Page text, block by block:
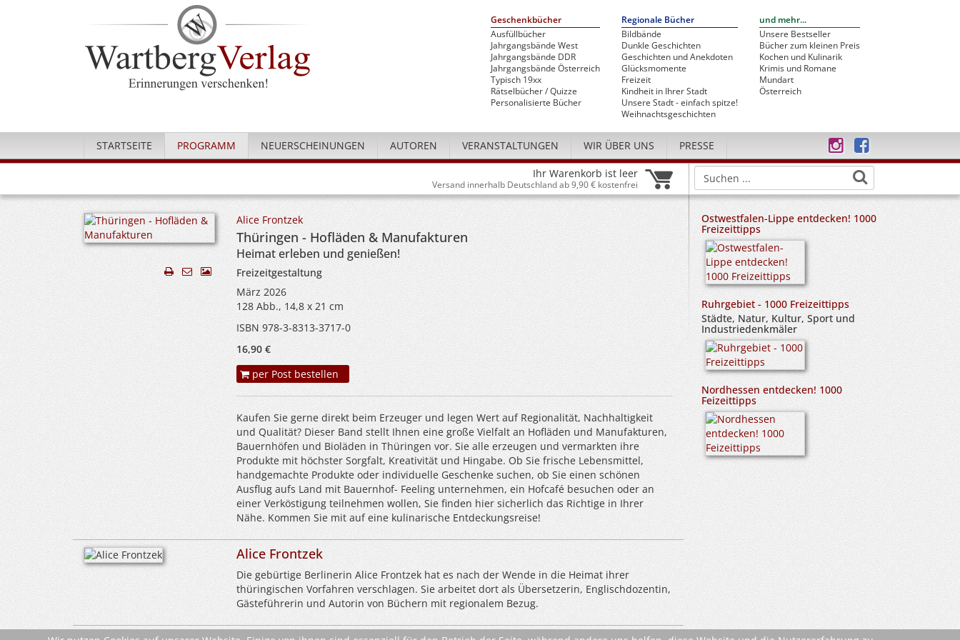
Geschenkbücher
Ausfüllbücher
Jahrgangsbände West
Jahrgangsbände DDR
Jahrgangsbände Österreich
Typisch 19xx
Rätselbücher / Quizze
Personalisierte Bücher
Regionale Bücher
Bildbände
Dunkle Geschichten
Geschichten und Anekdoten
Glücksmomente
Freizeit
Kindheit in Ihrer Stadt
Unsere Stadt - einfach spitze!
Weihnachtsgeschichten
und mehr...
Unsere Bestseller
Bücher zum kleinen Preis
Kochen und Kulinarik
Krimis und Romane
Mundart
Österreich
STARTSEITE PROGRAMM NEUERSCHEINUNGEN AUTOREN VERANSTALTUNGEN WIR ÜBER UNS PRESSE
Ihr Warenkorb ist leer
Versand innerhalb Deutschland ab 9,90 € kostenfrei
Alice Frontzek
Thüringen - Hofläden & Manufakturen
Heimat erleben und genießen!
Freizeitgestaltung
März 2026
128 Abb., 14,8 x 21 cm
ISBN 978-3-8313-3717-0
16,90 €
per Post bestellen
Kaufen Sie gerne direkt beim Erzeuger und legen Wert auf Regionalität, Nachhaltigkeit
und Qualität? Dieser Band stellt Ihnen eine große Vielfalt an Hofläden und Manufakturen,
Bauernhöfen und Bioläden in Thüringen vor. Sie alle erzeugen und vermarkten ihre
Produkte mit höchster Sorgfalt, Kreativität und Hingabe. Ob Sie frische Lebensmittel,
handgemachte Produkte oder individuelle Geschenke suchen, ob Sie einen schönen
Ausflug aufs Land mit Bauernhof- Feeling unternehmen, ein Hofcafé besuchen oder an
einer Verköstigung teilnehmen wollen, Sie finden hier sicherlich das Richtige in Ihrer
Nähe. Kommen Sie mit auf eine kulinarische Entdeckungsreise!
Alice Frontzek
Die gebürtige Berlinerin Alice Frontzek hat es nach der Wende in die Heimat ihrer
thüringischen Vorfahren verschlagen. Sie arbeitet dort als Übersetzerin, Englischdozentin,
Gästeführerin und Autorin von Büchern mit regionalem Bezug.
Ostwestfalen-Lippe entdecken! 1000
Freizeittipps
Ruhrgebiet - 1000 Freizeittipps
Städte, Natur, Kultur, Sport und
Industriedenkmäler
Nordhessen entdecken! 1000
Feizeittipps